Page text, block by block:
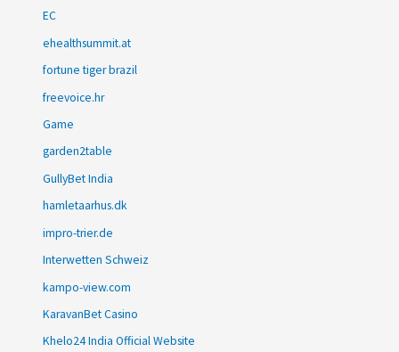
EC
ehealthsummit.at
fortune tiger brazil
freevoice.hr
Game
garden2table
GullyBet India
hamletaarhus.dk
impro-trier.de
Interwetten Schweiz
kampo-view.com
KaravanBet Casino
Khelo24 India Official Website